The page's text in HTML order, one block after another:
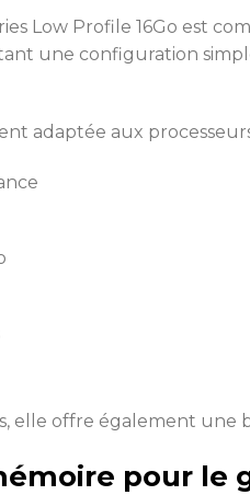
Low Profile 16Go est
une configuration
adaptée aux
elle offre également
pour le